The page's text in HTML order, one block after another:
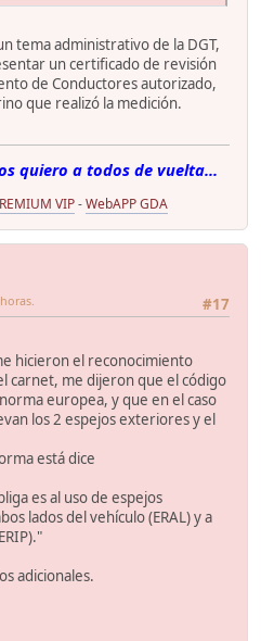
tema administrativo de la DGT,
un certificado de revisión
de Conductores autorizado,
que realizó la medición.
quiero a todos de vuelta...
VIP-WebAPP GDA
#17
hicieron el reconocimiento
carnet, me dijeron que el código
europea, y que en el caso
los 2 espejos exteriores y el
está dice
es al uso de espejos
lados del vehículo (ERAL) y a
adicionales.